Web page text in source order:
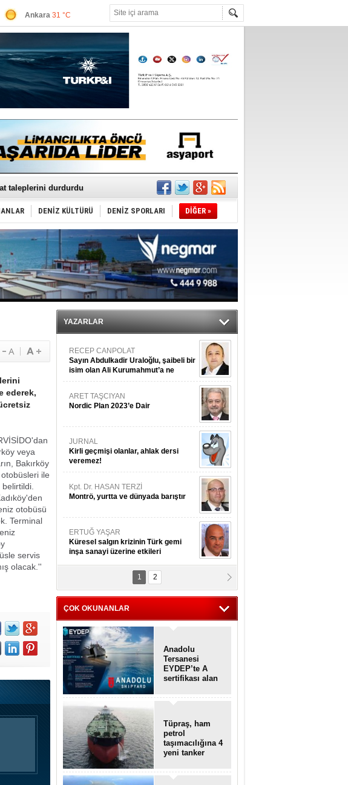
Ankara 31 °C
Antalya32 °C
Muğla 35 °C
Çanakkale 32 °C
sonuçlandı
taleplerini durdurdu
sorunlarını tartıştı
çıktı
kazandı
gizemli ada!
alan ilk tersane oldu
ev sahipliği yapacak
4 yeni tanker daha ekliyor
dışı harcı için düzenleme istiyor
DENİZ KÜLTÜRÜ DENİZ SPORLARI DİĞER »
ederek,
İDO'dan
veya
Bakırköy
ile
otobüsü
Terminal
servis
olacak.''
YAZARLAR
RECEP CANPOLAT
Sayın Abdulkadir Uraloğlu, şaibeli bir
isim olan Ali Kurumahmut’a ne
danışıyorsunuz?
ARET TAŞCIYAN
Nordic Plan 2023’e Dair
JURNAL
Kirli geçmişi olanlar, ahlak dersi
veremez!
Kpt. Dr. HASAN TERZİ
Montrö, yurtta ve dünyada barıştır
ERTUĞ YAŞAR
Küresel salgın krizinin Türk gemi
inşa sanayi üzerine etkileri
Kpt. MESUT AZMİ GÖKSOY
ithafen...
1 2
ÇOK OKUNANLAR
Anadolu
Tersanesi
EYDEP’te A
sertifikası alan
Tüpraş, ham
petrol
taşımacılığına 4
yeni tanker